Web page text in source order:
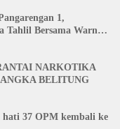
1,
Tahlil Bersama Warnai
NARKOTIKA
BELITUNG
hati 37 OPM kembali ke